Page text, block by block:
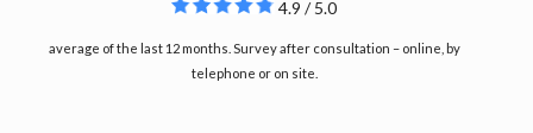
4.9 / 5.0
average of the last 12 months. Survey after consultation – online, by
telephone or on site.